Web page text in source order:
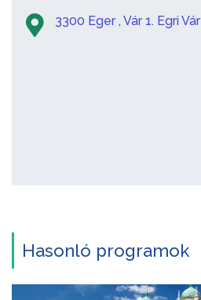
3300 Eger , Vár 1. Egri Vár
Hasonló programok